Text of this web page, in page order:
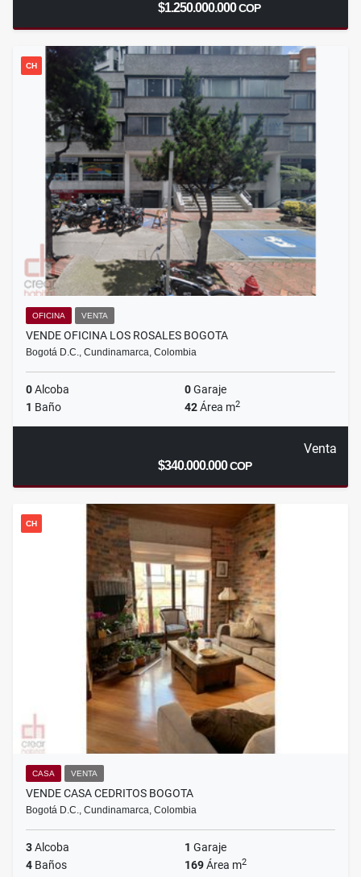
$1.250.000.000COP
CH
OFICINA VENTA
VENDE OFICINA LOS ROSALES BOGOTA
Bogotá D.C., Cundinamarca, Colombia
0Alcoba 0Garaje
1 Baño 42Área m2
Venta
$340.000.000COP
CH
CASA VENTA
VENDE CASA CEDRITOS BOGOTA
Bogotá D.C., Cundinamarca, Colombia
3Alcoba 1 Garaje
4 Baños 169Área m2